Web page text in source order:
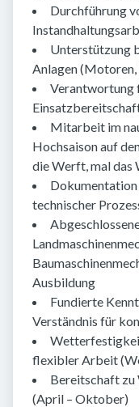
Durchführung
Unterstützung
Anlagen (Motoren,
Verantwortung
Mitarbeit im
Hochsaison auf
die Werft, mal das
Dokumentation
technischer
Ausbildung
Fundierte
Verständnis für
flexibler Arbeit
Bereitschaft zu
(April – Oktober)